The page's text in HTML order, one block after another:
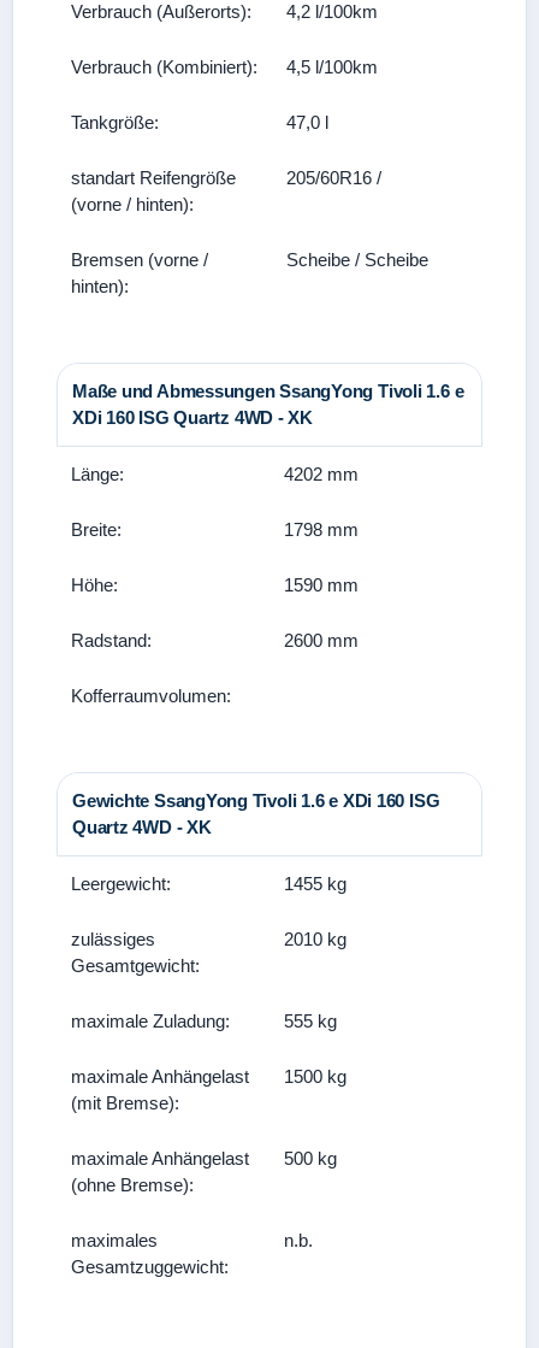
Verbrauch (Außerorts): 4,2 l/100km
Verbrauch (Kombiniert): 4,5 l/100km
Tankgröße: 47,0 l
standart Reifengröße
(vorne / hinten):
205/60R16 /
Bremsen (vorne /
hinten):
Scheibe / Scheibe
Maße und Abmessungen SsangYong Tivoli 1.6 e
XDi 160 ISG Quartz 4WD - XK
Länge: 4202 mm
Breite: 1798 mm
Höhe: 1590 mm
Radstand: 2600 mm
Kofferraumvolumen:
Gewichte SsangYong Tivoli 1.6 e XDi 160 ISG
Quartz 4WD - XK
Leergewicht: 1455 kg
zulässiges
Gesamtgewicht:
2010 kg
maximale Zuladung: 555 kg
maximale Anhängelast
(mit Bremse):
1500 kg
maximale Anhängelast
(ohne Bremse):
500 kg
maximales
Gesamtzuggewicht:
n.b.